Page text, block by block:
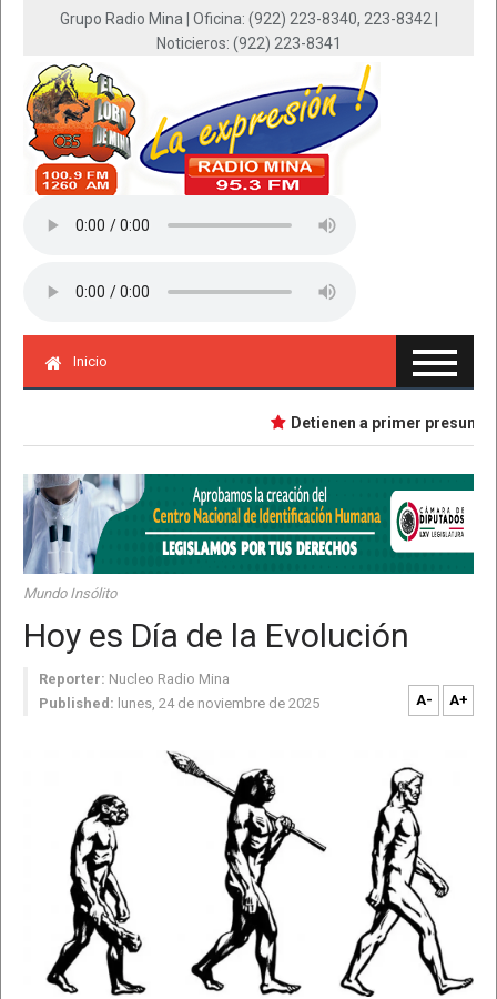
Grupo Radio Mina | Oficina: (922) 223-8340, 223-8342 |
Noticieros: (922) 223-8341
Inicio
Detienen a primer presunta
Mundo Insólito
Hoy es Día de la Evolución
Reporter: Nucleo Radio Mina
Published: lunes, 24 de noviembre de 2025 A- A+